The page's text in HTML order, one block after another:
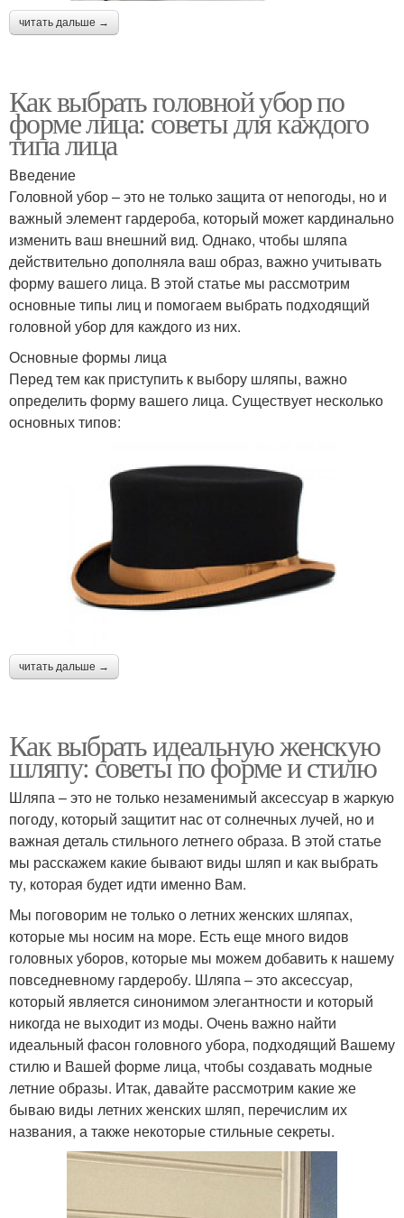
читать дальше →
Как выбрать головной убор по
форме лица: советы для каждого
типа лица
Введение
Головной убор – это не только защита от непогоды, но и
важный элемент гардероба, который может кардинально
изменить ваш внешний вид. Однако, чтобы шляпа
действительно дополняла ваш образ, важно учитывать
форму вашего лица. В этой статье мы рассмотрим
основные типы лиц и помогаем выбрать подходящий
головной убор для каждого из них.
Основные формы лица
Перед тем как приступить к выбору шляпы, важно
определить форму вашего лица. Существует несколько
основных типов:
читать дальше →
Как выбрать идеальную женскую
шляпу: советы по форме и стилю
Шляпа – это не только незаменимый аксессуар в жаркую
погоду, который защитит нас от солнечных лучей, но и
важная деталь стильного летнего образа. В этой статье
мы расскажем какие бывают виды шляп и как выбрать
ту, которая будет идти именно Вам.
Мы поговорим не только о летних женских шляпах,
которые мы носим на море. Есть еще много видов
головных уборов, которые мы можем добавить к нашему
повседневному гардеробу. Шляпа – это аксессуар,
который является синонимом элегантности и который
никогда не выходит из моды. Очень важно найти
идеальный фасон головного убора, подходящий Вашему
стилю и Вашей форме лица, чтобы создавать модные
летние образы. Итак, давайте рассмотрим какие же
бываю виды летних женских шляп, перечислим их
названия, а также некоторые стильные секреты.